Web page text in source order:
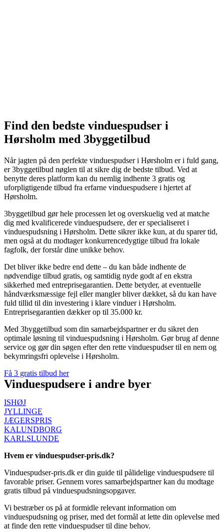
Find den bedste vinduespudser i
Hørsholm med 3byggetilbud
Når jagten på den perfekte vinduespudser i Hørsholm er i fuld gang,
er 3byggetilbud nøglen til at sikre dig de bedste tilbud. Ved at
benytte deres platform kan du nemlig indhente 3 gratis og
uforpligtigende tilbud fra erfarne vinduespudsere i hjertet af
Hørsholm.
3byggetilbud gør hele processen let og overskuelig ved at matche
dig med kvalificerede vinduespudsere, der er specialiseret i
vinduespudsning i Hørsholm. Dette sikrer ikke kun, at du sparer tid,
men også at du modtager konkurrencedygtige tilbud fra lokale
fagfolk, der forstår dine unikke behov.
Det bliver ikke bedre end dette – du kan både indhente de
nødvendige tilbud gratis, og samtidig nyde godt af en ekstra
sikkerhed med entreprisegarantien. Dette betyder, at eventuelle
håndværksmæssige fejl eller mangler bliver dækket, så du kan have
fuld tillid til din investering i klare vinduer i Hørsholm.
Entreprisegarantien dækker op til 35.000 kr.
Med 3byggetilbud som din samarbejdspartner er du sikret den
optimale løsning til vinduespudsning i Hørsholm. Gør brug af denne
service og gør din søgen efter den rette vinduespudser til en nem og
bekymringsfri oplevelse i Hørsholm.
Få 3 gratis tilbud her
Vinduespudsere i andre byer
ISHØJ
JYLLINGE
JÆGERSPRIS
KALUNDBORG
KARLSLUNDE
Hvem er vinduespudser-pris.dk?
Vinduespudser-pris.dk er din guide til pålidelige vinduespudsere til
favorable priser. Gennem vores samarbejdspartner kan du modtage
gratis tilbud på vinduespudsningsopgaver.
Vi bestræber os på at formidle relevant information om
vinduespudsning og priser, med det formål at lette din oplevelse med
at finde den rette vinduespudser til dine behov.